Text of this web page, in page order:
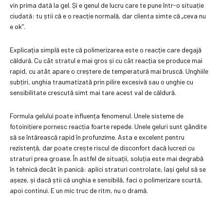
vin prima dată la gel. Și e genul de lucru care te pune într-o situație
ciudată: tu știi că e o reacție normală, dar clienta simte că „ceva nu
e ok”.
Explicația simplă este că polimerizarea este o reacție care degajă
căldură. Cu cât stratul e mai gros și cu cât reacția se produce mai
rapid, cu atât apare o creștere de temperatură mai bruscă. Unghiile
subțiri, unghia traumatizată prin pilire excesivă sau o unghie cu
sensibilitate crescută simt mai tare acest val de căldură.
Formula gelului poate influența fenomenul. Unele sisteme de
fotoinițiere pornesc reacția foarte repede. Unele geluri sunt gândite
să se întărească rapid în profunzime. Asta e excelent pentru
rezistență, dar poate crește riscul de disconfort dacă lucrezi cu
straturi prea groase. În astfel de situații, soluția este mai degrabă
în tehnică decât în panică: aplici straturi controlate, lași gelul să se
așeze, și dacă știi că unghia e sensibilă, faci o polimerizare scurtă,
apoi continui. E un mic truc de ritm, nu o dramă.